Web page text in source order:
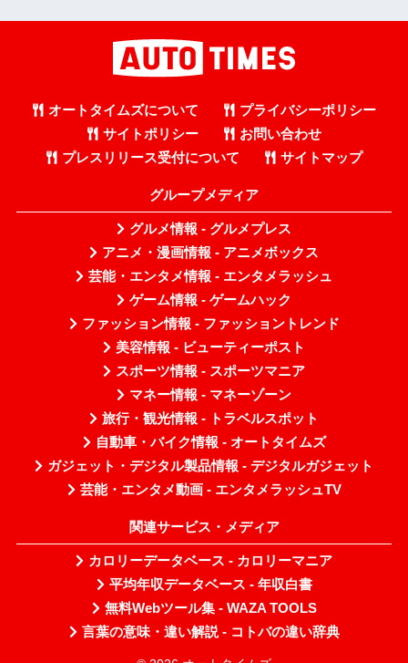
オートタイムズについて
プライバシーポリシー
サイトポリシー
お問い合わせ
プレスリリース受付について
サイトマップ
グループメディア
グルメ情報 - グルメプレス
アニメ・漫画情報 - アニメボックス
芸能・エンタメ情報 - エンタメラッシュ
ゲーム情報 - ゲームハック
ファッション情報 - ファッショントレンド
美容情報 - ビューティーポスト
スポーツ情報 - スポーツマニア
マネー情報 - マネーゾーン
旅行・観光情報 - トラベルスポット
自動車・バイク情報 - オートタイムズ
ガジェット・デジタル製品情報 - デジタルガジェット
芸能・エンタメ動画 - エンタメラッシュTV
関連サービス・メディア
カロリーデータベース - カロリーマニア
平均年収データベース - 年収白書
無料Webツール集 - WAZA TOOLS
言葉の意味・違い解説 - コトバの違い辞典